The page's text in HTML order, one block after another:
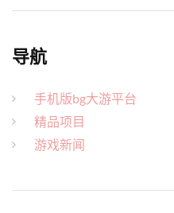
导航
手机版bg大游平台
精品项目
游戏新闻